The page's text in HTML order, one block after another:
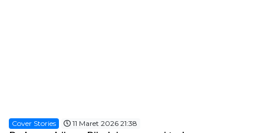
Cover Stories 11 Maret 2026 21:38